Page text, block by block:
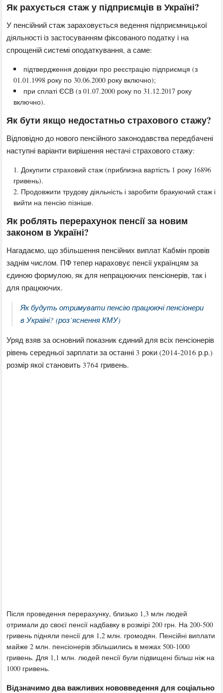
Як рахується стаж у підприємців в Україні?
У пенсійний стаж зараховується ведення підприємницької
діяльності із застосуванням фіксованого податку і на
спрощеній системі оподаткування, а саме:
підтвердження довідки про реєстрацію підприємця (з
01.01.1998 року по 30.06.2000 року включно);
при сплаті ЄСВ (з 01.07.2000 року по 31.12.2017 року
включно).
Як бути якщо недостатньо страхового стажу?
Відповідно до нового пенсійного законодавства передбачені
наступні варіанти вирішення нестачі страхового стажу:
Докупити страховий стаж (приблизна вартість 1 року 16896
гривень).
Продовжити трудову діяльність і заробити бракуючий стаж і
вийти на пенсію пізніше.
Як роблять перерахунок пенсії за новим
законом в Україні?
Нагадаємо, що збільшення пенсійних виплат Кабмін провів
заднім числом. ПФ тепер нараховує пенсії українцям за
єдиною формулою, як для непрацюючих пенсіонерів, так і
для працюючих.
Як будуть отримувати пенсію працюючі пенсіонери
в Україні? (роз’яснення КМУ)
Уряд взяв за основний показник єдиний для всіх пенсіонерів
рівень середньої зарплати за останні 3 роки (2014-2016 р.р.)
розмір якої становить 3764 гривень.
Після проведення перерахунку, близько 1,3 млн людей
отримали до своєї пенсії надбавку в розмірі 200 грн. На 200-500
гривень підняли пенсії для 1,2 млн. громодян. Пенсійні виплати
майже 2 млн. пенсіонерів збільшились в межах 500-1000
гривень. Для 1,1 млн. людей пенсії були підвищені більш ніж на
1000 гривень.
Відзначимо два важливих нововведення для соціально